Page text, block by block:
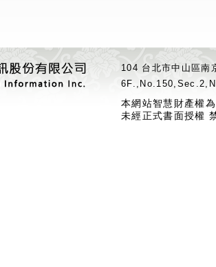
104 台北市中山區
本網站智慧財產權
未經正式書面授權